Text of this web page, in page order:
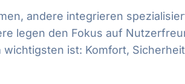
andere integrieren
legen den Fokus auf
ist: Komfort,